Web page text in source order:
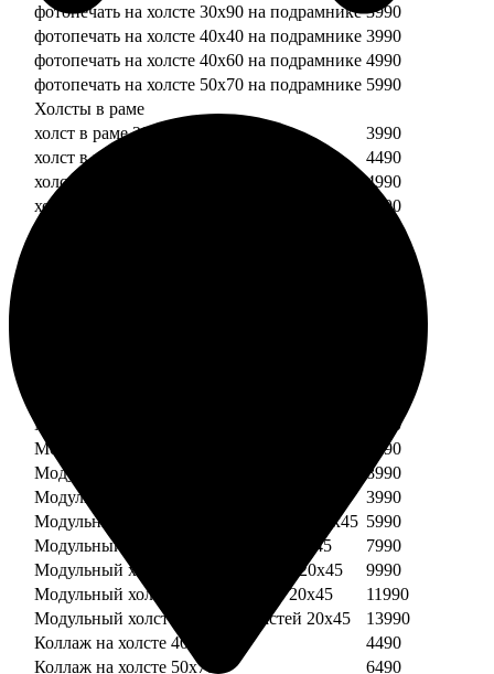
фотопечать на холсте 30х90 на подрамнике 3990
фотопечать на холсте 40х40 на подрамнике 3990
фотопечать на холсте 40х60 на подрамнике 4990
фотопечать на холсте 50х70 на подрамнике 5990
Холсты в раме
холст в раме 20х20
3990
холст в раме 20х30
4490
холст в раме 30х30
4990
холст в раме 30х40
5490
Модульный холст из трех частей 30х40
7490
Модульный холст из двух частей 40х40
5990
Модульный холст из трех частей 40х40
8990
Модульный холст из трех частей 20х45
3990
Модульный холст из четырех частей 20х45 5990
Модульный холст из пяти частей 20х45
7990
Модульный холст из шести частей 20х45
9990
Модульный холст из семи частей 20х45
11990
Модульный холст из восьми частей 20х45
13990
Коллаж на холсте 40х40
4490
Коллаж на холсте 50х70
6490